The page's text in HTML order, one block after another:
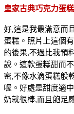
皇家古典巧克力蛋糕
好,這是我最滿意而
蛋糕。照片上這個
的後果,不過比我預
說。這款蛋糕甜而
密,不像水滴蛋糕般
喔。好處是甜度適
奶就很棒,而且飽足